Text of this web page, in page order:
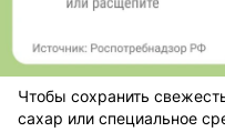
Чтобы сохранить
сахар или специальное